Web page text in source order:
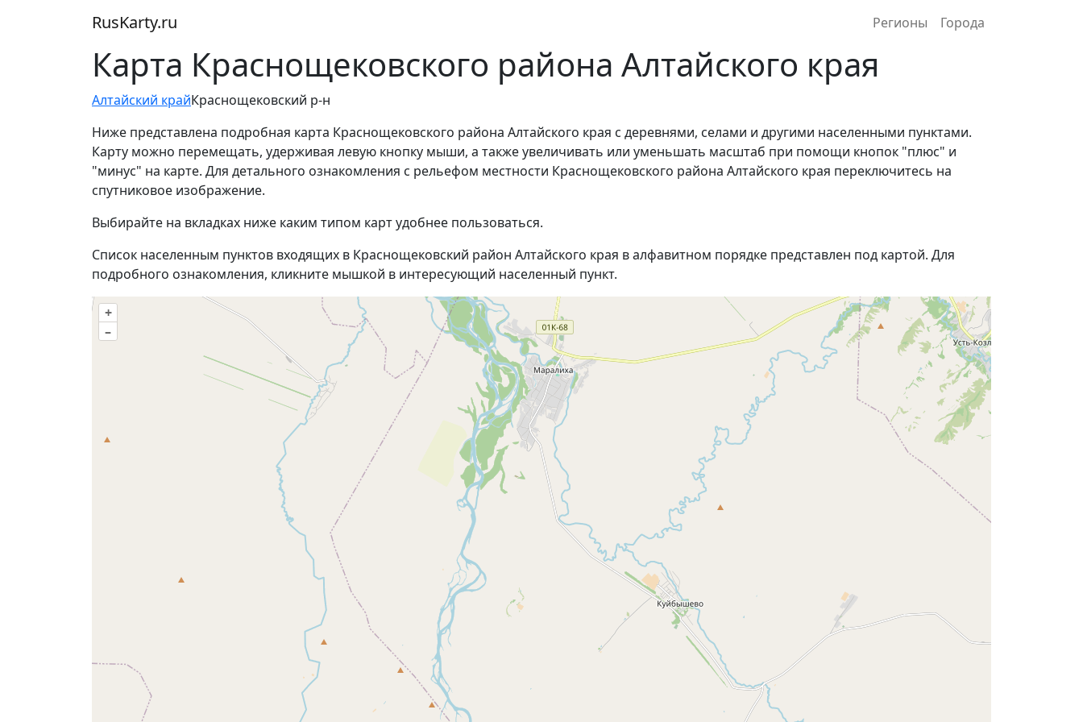
RusKarty.ru Регионы Города
Карта Краснощековского района Алтайского края
Алтайский крайКраснощековский р-н
Ниже представлена подробная карта Краснощековского района Алтайского края с деревнями, селами и другими населенными пунктами.
Карту можно перемещать, удерживая левую кнопку мыши, а также увеличивать или уменьшать масштаб при помощи кнопок "плюс" и
"минус" на карте. Для детального ознакомления с рельефом местности Краснощековского района Алтайского края переключитесь на
спутниковое изображение.
Выбирайте на вкладках ниже каким типом карт удобнее пользоваться.
Список населенным пунктов входящих в Краснощековский район Алтайского края в алфавитном порядке представлен под картой. Для
подробного ознакомления, кликните мышкой в интересующий населенный пункт.
+
–